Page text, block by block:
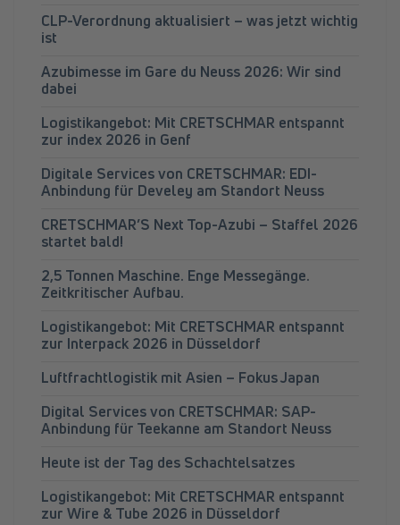
CLP-Verordnung aktualisiert – was jetzt wichtig
ist
Azubimesse im Gare du Neuss 2026: Wir sind
dabei
Logistikangebot: Mit CRETSCHMAR entspannt
zur index 2026 in Genf
Digitale Services von CRETSCHMAR: EDI-
Anbindung für Develey am Standort Neuss
CRETSCHMAR’S Next Top-Azubi – Staffel 2026
startet bald!
2,5 Tonnen Maschine. Enge Messegänge.
Zeitkritischer Aufbau.
Logistikangebot: Mit CRETSCHMAR entspannt
zur Interpack 2026 in Düsseldorf
Luftfrachtlogistik mit Asien – Fokus Japan
Digital Services von CRETSCHMAR: SAP-
Anbindung für Teekanne am Standort Neuss
Heute ist der Tag des Schachtelsatzes
Logistikangebot: Mit CRETSCHMAR entspannt
zur Wire & Tube 2026 in Düsseldorf